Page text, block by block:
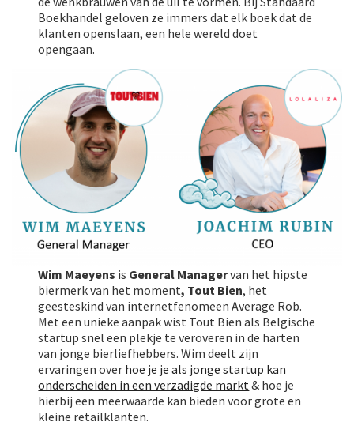
Boekhandel geloven ze immers dat elk boek dat de
klanten openslaan, een hele wereld doet
opengaan.
Wim Maeyens is General Managervan het hipste
biermerk van het moment, Tout Bien, het
geesteskind van internetfenomeen Average Rob.
Met een unieke aanpak wist Tout Bien als Belgische
startup snel een plekje te veroveren in de harten
van jonge bierliefhebbers. Wim deelt zijn
ervaringen over hoe je je als jonge startup kan
onderscheiden in een verzadigde markt& hoe je
hierbij een meerwaarde kan bieden voor grote en
kleine retailklanten.